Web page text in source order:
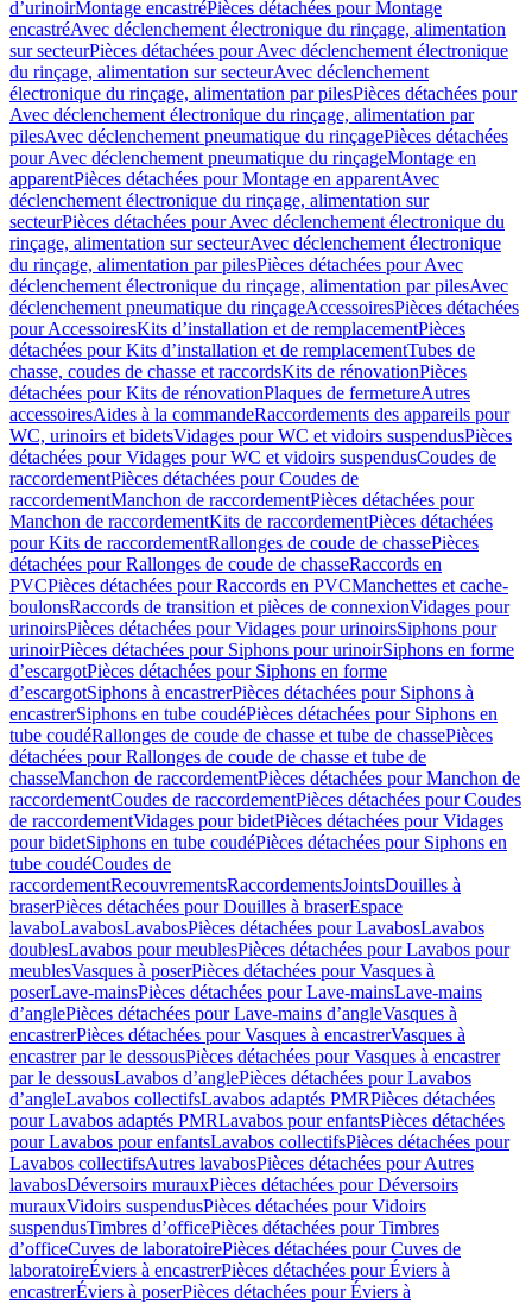
dʼurinoirMontage encastréPièces détachées pour Montage
encastréAvec déclenchement électronique du rinçage, alimentation
sur secteurPièces détachées pour Avec déclenchement électronique
du rinçage, alimentation sur secteurAvec déclenchement
électronique du rinçage, alimentation par pilesPièces détachées pour
Avec déclenchement électronique du rinçage, alimentation par
pilesAvec déclenchement pneumatique du rinçagePièces détachées
pour Avec déclenchement pneumatique du rinçageMontage en
apparentPièces détachées pour Montage en apparentAvec
déclenchement électronique du rinçage, alimentation sur
secteurPièces détachées pour Avec déclenchement électronique du
rinçage, alimentation sur secteurAvec déclenchement électronique
du rinçage, alimentation par pilesPièces détachées pour Avec
déclenchement électronique du rinçage, alimentation par pilesAvec
déclenchement pneumatique du rinçageAccessoiresPièces détachées
pour AccessoiresKits d’installation et de remplacementPièces
détachées pour Kits d’installation et de remplacementTubes de
chasse, coudes de chasse et raccordsKits de rénovationPièces
détachées pour Kits de rénovationPlaques de fermetureAutres
accessoiresAides à la commandeRaccordements des appareils pour
WC, urinoirs et bidetsVidages pour WC et vidoirs suspendusPièces
détachées pour Vidages pour WC et vidoirs suspendusCoudes de
raccordementPièces détachées pour Coudes de
raccordementManchon de raccordementPièces détachées pour
Manchon de raccordementKits de raccordementPièces détachées
pour Kits de raccordementRallonges de coude de chassePièces
détachées pour Rallonges de coude de chasseRaccords en
PVCPièces détachées pour Raccords en PVCManchettes et cache-
boulonsRaccords de transition et pièces de connexionVidages pour
urinoirsPièces détachées pour Vidages pour urinoirsSiphons pour
urinoirPièces détachées pour Siphons pour urinoirSiphons en forme
d’escargotPièces détachées pour Siphons en forme
d’escargotSiphons à encastrerPièces détachées pour Siphons à
encastrerSiphons en tube coudéPièces détachées pour Siphons en
tube coudéRallonges de coude de chasse et tube de chassePièces
détachées pour Rallonges de coude de chasse et tube de
chasseManchon de raccordementPièces détachées pour Manchon de
raccordementCoudes de raccordementPièces détachées pour Coudes
de raccordementVidages pour bidetPièces détachées pour Vidages
pour bidetSiphons en tube coudéPièces détachées pour Siphons en
tube coudéCoudes de
raccordementRecouvrementsRaccordementsJointsDouilles à
braserPièces détachées pour Douilles à braserEspace
lavaboLavabosLavabosPièces détachées pour LavabosLavabos
doublesLavabos pour meublesPièces détachées pour Lavabos pour
meublesVasques à poserPièces détachées pour Vasques à
poserLave-mainsPièces détachées pour Lave-mainsLave-mains
d’anglePièces détachées pour Lave-mains d’angleVasques à
encastrerPièces détachées pour Vasques à encastrerVasques à
encastrer par le dessousPièces détachées pour Vasques à encastrer
par le dessousLavabos d’anglePièces détachées pour Lavabos
d’angleLavabos collectifsLavabos adaptés PMRPièces détachées
pour Lavabos adaptés PMRLavabos pour enfantsPièces détachées
pour Lavabos pour enfantsLavabos collectifsPièces détachées pour
Lavabos collectifsAutres lavabosPièces détachées pour Autres
lavabosDéversoirs murauxPièces détachées pour Déversoirs
murauxVidoirs suspendusPièces détachées pour Vidoirs
suspendusTimbres dʼofficePièces détachées pour Timbres
dʼofficeCuves de laboratoirePièces détachées pour Cuves de
laboratoireÉviers à encastrerPièces détachées pour Éviers à
encastrerÉviers à poserPièces détachées pour Éviers à